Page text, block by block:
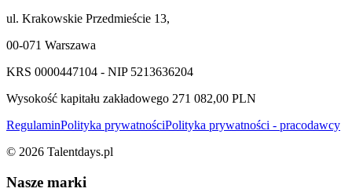
ul. Krakowskie Przedmieście 13,
00-071 Warszawa
KRS 0000447104 - NIP 5213636204
Wysokość kapitału zakładowego 271 082,00 PLN
RegulaminPolityka prywatnościPolityka prywatności - pracodawcy
© 2026 Talentdays.pl
Nasze marki